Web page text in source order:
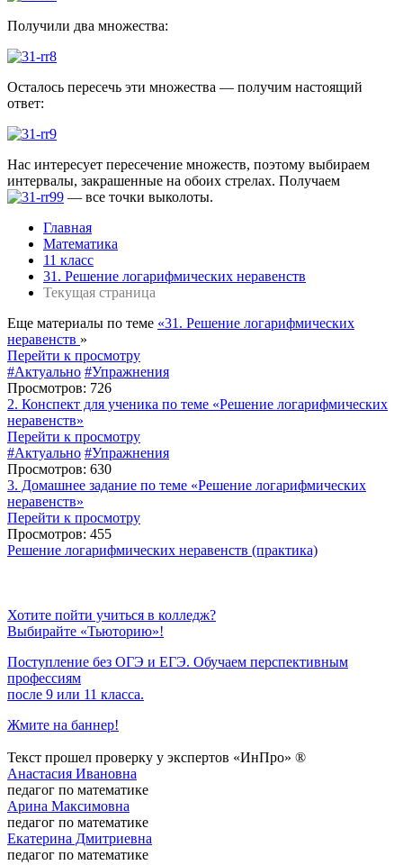
Получили два множества:
Осталось пересечь эти множества — получим настоящий
ответ:
Нас интересует пересечение множеств, поэтому выбираем
интервалы, закрашенные на обоих стрелах. Получаем
— все точки выколоты.
Главная
Математика
11 класс
31. Решение логарифмических неравенств
Текущая страница
Еще материалы по теме «31. Решение логарифмических
неравенств »
Перейти к просмотру
#Актуально #Упражнения
Просмотров: 726
2. Конспект для ученика по теме «Решение логарифмических
неравенств»
Перейти к просмотру
#Актуально #Упражнения
Просмотров: 630
3. Домашнее задание по теме «Решение логарифмических
неравенств»
Перейти к просмотру
Просмотров: 455
Решение логарифмических неравенств (практика)
Хотите пойти учиться в колледж?
Выбирайте «Тьюторию»!
Поступление без ОГЭ и ЕГЭ. Обучаем перспективным
профессиям
после 9 или 11 класса.
Жмите на баннер!
Текст прошел проверку у экспертов «ИнПро» ®
Анастасия Ивановна
педагог по математике
Арина Максимовна
педагог по математике
Екатерина Дмитриевна
педагог по математике